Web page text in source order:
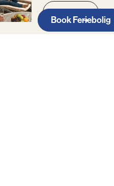
med brændeovn,
samt
Book Feriebolig